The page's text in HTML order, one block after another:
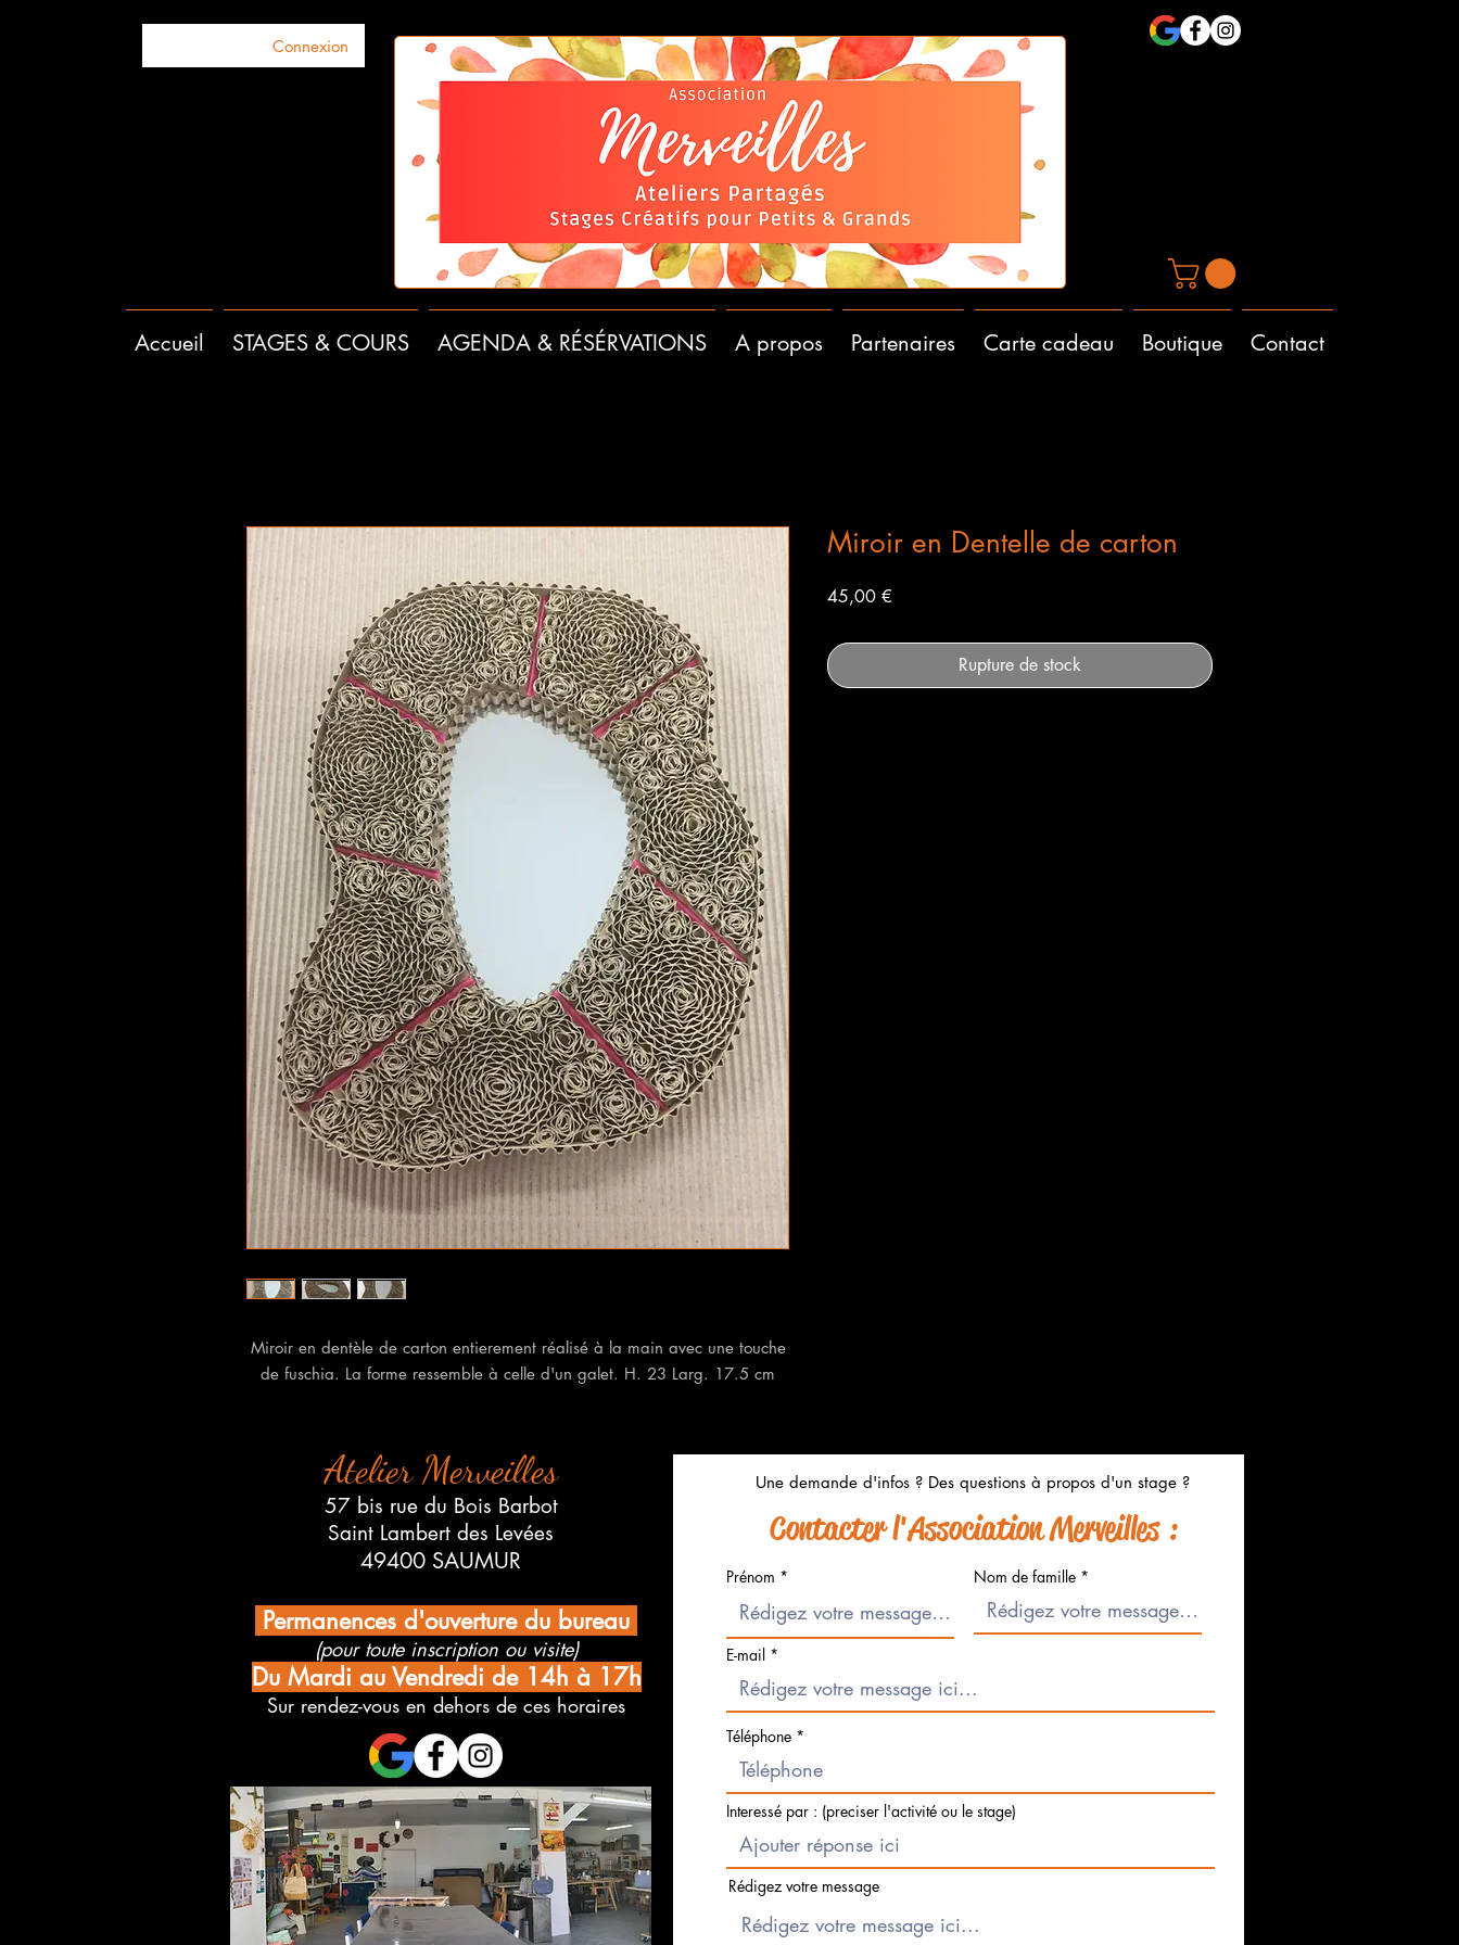
Connexion
Accueil STAGES & COURS AGENDA & RÉSÉRVATIONS A propos Partenaires Carte cadeau Boutique Contact
Miroir en dentèle de carton entierement réalisé à la main avec une touche
de fuschia. La forme ressemble à celle d'un galet. H. 23 Larg. 17.5 cm
Miroir en Dentelle de carton
45,00 €
Rupture de stock
Atelier Merveilles
57 bis rue du Bois Barbot
Saint Lambert des Levées
49400 SAUMUR
Permanences d'ouverture du bureau
(pour toute inscription ou visite)
Du Mardi au Vendredi de 14h à 17h
Sur rendez-vous en dehors de ces horaires
Une demande d'infos ? Des questions à propos d'un stage ?
Contacter l'Association Merveilles :
Prénom Nom de famille
E-mail
Téléphone
Interessé par : (preciser l'activité ou le stage)
Rédigez votre message